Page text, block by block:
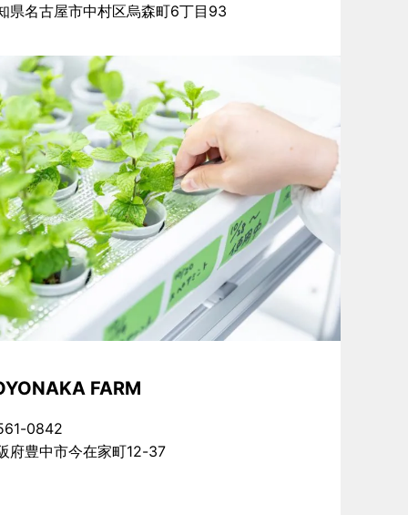
県名古屋市中村区烏森町6丁目93
FARM
0842
府豊中市今在家町12-37